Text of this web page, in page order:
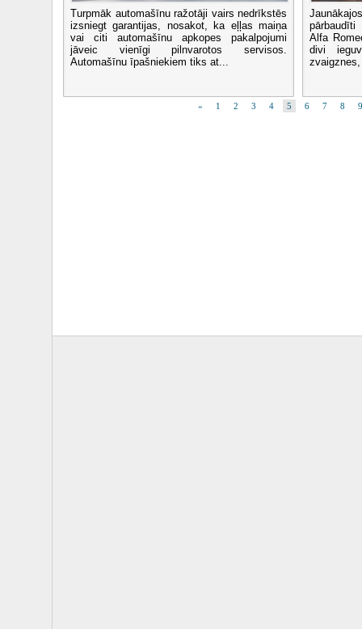
Turpmāk automašīnu ražotāji vairs nedrīkstēs
izsniegt garantijas, nosakot, ka eļļas maiņa
vai citi automašīnu apkopes pakalpojumi
jāveic vienīgi pilnvarotos servisos.
Automašīnu īpašniekiem tiks at...
Alfa
divi
« 1 2 3 4 5 6 7 8 9